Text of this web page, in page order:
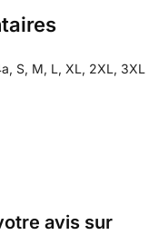
S, M, L, XL, 2XL, 3XL
avis sur